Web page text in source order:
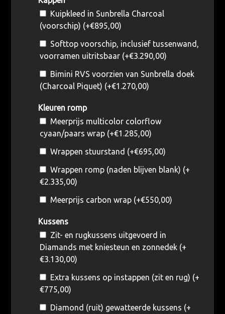
Kuipkleed in Sunbrella Charcoal
(voorschip) (+€895,00)
Softtop voorschip, inclusief tussenwand,
voorramen uitritsbaar (+€3.290,00)
Bimini RVS voorzien van Sunbrella doek
(Charcoal Piquet) (+€1.270,00)
Kleuren romp
Meerprijs multicolor colorflow
cyaan/paars wrap (+€1.285,00)
Wrappen stuurstand (+€695,00)
Wrappen romp (naden blijven blank) (+
€2.335,00)
Meerprijs carbon wrap (+€550,00)
Kussens
Zit- en rugkussens uitgevoerd in
Diamands met kniesteun en zonnedek (+
€3.130,00)
Extra kussens op instappen (zit en rug) (+
€775,00)
Diamond (ruit) gewatteerde kussens (+